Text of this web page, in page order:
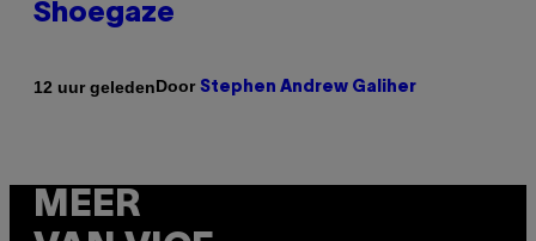
Shoegaze
12 uur geledenDoor Stephen Andrew Galiher
MEER